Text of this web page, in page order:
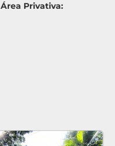
Área Privativa: